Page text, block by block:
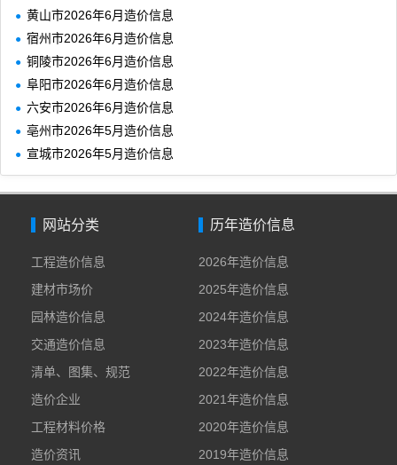
黄山市2026年6月造价信息
宿州市2026年6月造价信息
铜陵市2026年6月造价信息
阜阳市2026年6月造价信息
六安市2026年6月造价信息
亳州市2026年5月造价信息
宣城市2026年5月造价信息
网站分类
工程造价信息
建材市场价
园林造价信息
交通造价信息
清单、图集、规范
造价企业
工程材料价格
造价资讯
历年造价信息
2026年造价信息
2025年造价信息
2024年造价信息
2023年造价信息
2022年造价信息
2021年造价信息
2020年造价信息
2019年造价信息